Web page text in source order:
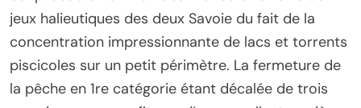
jeux halieutiques des deux Savoie du fait de la
concentration impressionnante de lacs et torrents
piscicoles sur un petit périmètre. La fermeture de
la pêche en 1re catégorie étant décalée de trois